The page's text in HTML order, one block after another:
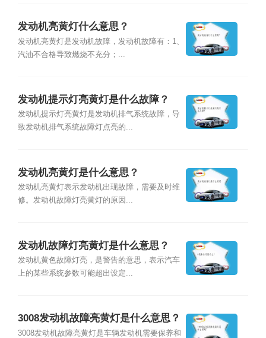
发动机亮黄灯什么意思？
发动机亮黄灯是发动机故障，发动机故障有：1、
汽油不合格导致燃烧不充分；...
发动机提示灯亮黄灯是什么故障？
发动机提示灯亮黄灯是发动机排气系统故障，导
致发动机排气系统故障灯点亮的...
发动机亮黄灯是什么意思？
发动机亮黄灯表示发动机出现故障，需要及时维
修。发动机故障灯亮黄灯的原因...
发动机故障灯亮黄灯是什么意思？
发动机⻩⾊故障灯亮，是警告的意思，表示汽⻋
上的某些系统参数可能超出设定...
3008发动机故障亮黄灯是什么意思？
3008发动机故障亮黄灯是车辆发动机需要保养和